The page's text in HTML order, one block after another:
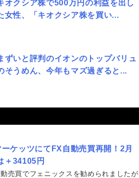
オクシア株で500万円の利益を出し
女性、「キオクシア株を買い...
ずいと評判のイオンのトップバリュ
そうめん、今年もマズ過ぎると...
ーケッツにてFX自動売買再開！2月
＋34105円
売買でフェニックスを勧められましたが